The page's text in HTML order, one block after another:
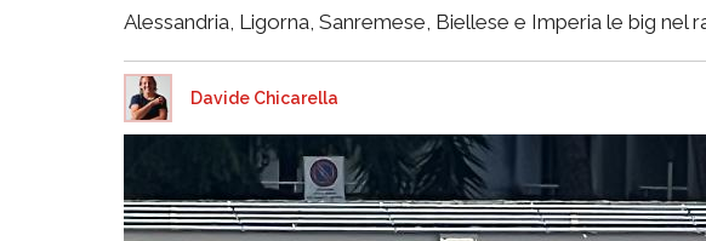
Alessandria, Ligorna, Sanremese, Biellese e Imperia le big
Davide Chicarella